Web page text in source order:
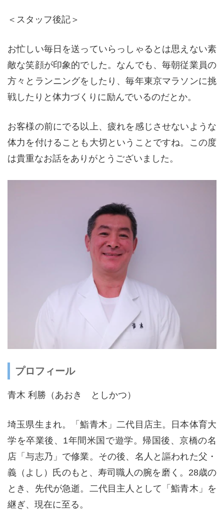
＜スタッフ後記＞
お忙しい毎日を送っていらっしゃるとは思えない素
敵な笑顔が印象的でした。なんでも、毎朝従業員の
方々とランニングをしたり、毎年東京マラソンに挑
戦したりと体力づくりに励んでいるのだとか。
お客様の前にでる以上、疲れを感じさせないような
体力を付けることも大切ということですね。この度
は貴重なお話をありがとうございました。
プロフィール
青木 利勝（あおき としかつ）
埼玉県生まれ。「鮨青木」二代目店主。日本体育大
学を卒業後、1年間米国で遊学。帰国後、京橋の名
店「与志乃」で修業。その後、名人と謳われた父・
義（よし）氏のもと、寿司職人の腕を磨く。28歳の
とき、先代が急逝。二代目主人として「鮨青木」を
継ぎ、現在に至る。